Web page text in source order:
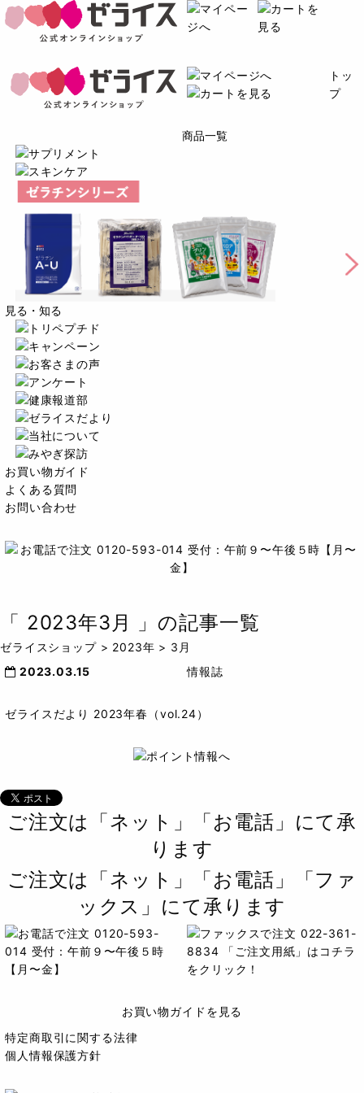
トッ
プ
商品一覧
見る・知る
お買い物ガイド
よくある質問
お問い合わせ
「 2023年3月 」の記事一覧
ゼライスショップ> 2023年 > 3月
2023.03.15
情報誌
ゼライスだより 2023年春（vol.24）
ご注文は「ネット」「お電話」にて承
ります
ご注文は「ネット」「お電話」「ファ
ックス」にて承ります
お買い物ガイドを見る
特定商取引に関する法律
個人情報保護方針